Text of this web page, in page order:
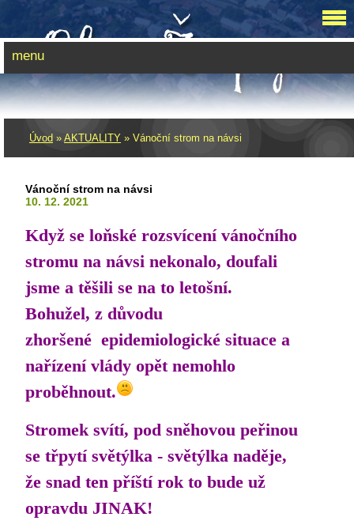
Úvod » AKTUALITY » Vánoční strom na návsi
Vánoční strom na návsi
10. 12. 2021
Když se loňské rozsvícení vánočního
stromu na návsi nekonalo, doufali
jsme a těšili se na to letošní.
Bohužel, z důvodu
zhoršené epidemiologické situace a
nařízení vlády opět nemohlo
proběhnout.
Stromek svítí, pod sněhovou peřinou
se třpytí světýlka - světýlka naděje,
že snad ten příští rok to bude už
opravdu JINAK!
menu